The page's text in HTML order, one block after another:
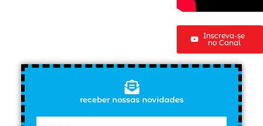
Inscreva-se
no Canal
receber nossas novidades